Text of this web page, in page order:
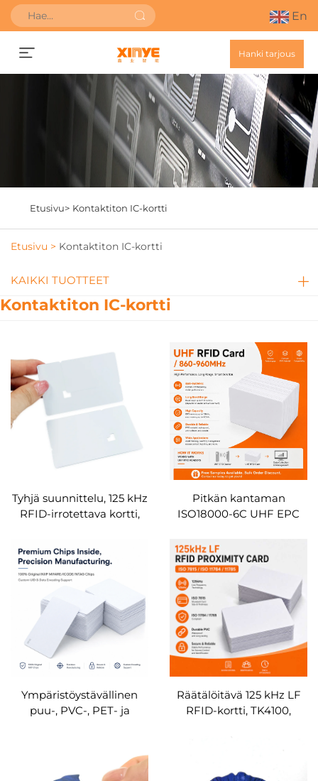
En
Hanki tarjous
Etusivu> Kontaktiton IC-kortti
Etusivu > Kontaktiton IC-kortti
KAIKKI TUOTTEET
Kontaktiton IC-kortti
Tyhjä suunnittelu, 125 kHz
RFID-irrotettava kortti,
NFC-käyttöoikeuskortti
tapahtumille,
konsertteihin ja
festivaaleihin
Pitkän kantaman
ISO18000-6C UHF EPC
HF+UHF-yhdistelmä
RFID-kortti
Ympäristöystävällinen
puu-, PVC-, PET- ja
Classic 1K, älykäs hotellin
avainkortti, RFID-kortti,
Räätälöitävä 125 kHz LF
RFID-kortti, TK4100,